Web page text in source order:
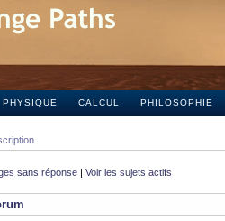
PHYSIQUE CALCUL PHILOSOPHIE
sans réponse | Voir les sujets actifs